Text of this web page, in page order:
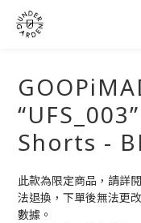
Shorts -
此款為限定商品，請詳
法退換，下單後無法更
數據。